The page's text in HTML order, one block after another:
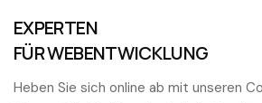
EXPERTEN
FÜR WEBENTWICKLUNG
Heben Sie sich online ab mit unseren